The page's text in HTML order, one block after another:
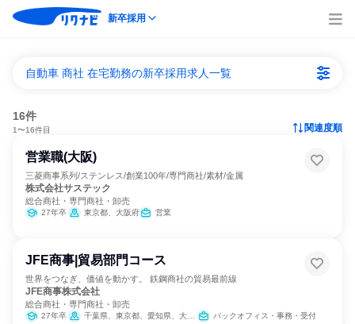
新卒採用
自動車 商社 在宅勤務の新卒採用求人一覧
16件
1〜16件目 関連度順
営業職(大阪)
三菱商事系列/ステンレス/創業100年/専門商社/素材/金属
株式会社サステック
総合商社・専門商社・卸売
27年卒 東京都、大阪府 営業
JFE商事|貿易部門コース
世界をつなぎ、価値を動かす。 鉄鋼商社の貿易最前線
JFE商事株式会社
総合商社・専門商社・卸売
27年卒 千葉県、東京都、愛知県、大阪府、岡山県、広島県、福岡県 バックオフィス・事務・受付